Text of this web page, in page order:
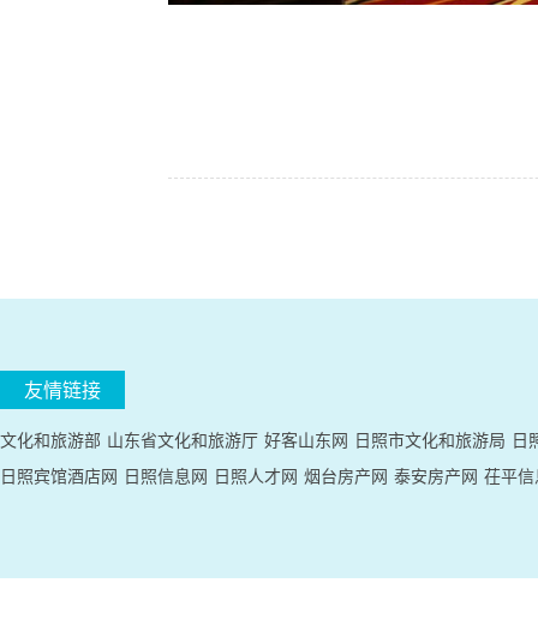
友情链接
文化和旅游部 山东省文化和旅游厅 好客山东网 日照市文化和旅游局 日
日照宾馆酒店网 日照信息网 日照人才网 烟台房产网 泰安房产网 茌平